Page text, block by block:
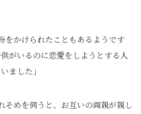
をかけられたこともあるようです
がいるのに恋愛をしようとする人
ました」
そめを伺うと、お互いの両親が親し